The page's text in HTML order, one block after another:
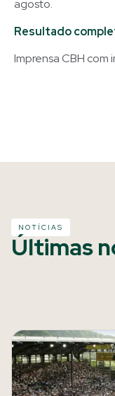
agosto.
Resultado
Imprensa CBH com
NOTÍCIAS
Últimas